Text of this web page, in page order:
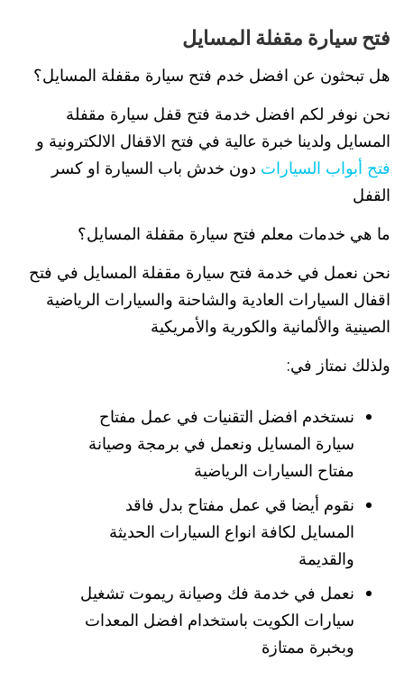
فتح سيارة مقفلة المسايل
هل تبحثون عن افضل خدم فتح سيارة مقفلة المسايل؟
نحن نوفر لكم افضل خدمة فتح قفل سيارة مقفلة
المسايل ولدينا خبرة عالية في فتح الاقفال الالكترونية و
فتح أبواب السيارات دون خدش باب السيارة او كسر
القفل
ما هي خدمات معلم فتح سيارة مقفلة المسايل؟
نحن نعمل في خدمة فتح سيارة مقفلة المسايل في فتح
اقفال السيارات العادية والشاحنة والسيارات الرياضية
الصينية والألمانية والكورية والأمريكية
ولذلك نمتاز في:
نستخدم افضل التقنيات في عمل مفتاح
سيارة المسايل ونعمل في برمجة وصيانة
مفتاح السيارات الرياضية
نقوم أيضا قي عمل مفتاح بدل فاقد
المسايل لكافة انواع السيارات الحديثة
والقديمة
نعمل في خدمة فك وصيانة ريموت تشغيل
سيارات الكويت باستخدام افضل المعدات
وبخبرة ممتازة